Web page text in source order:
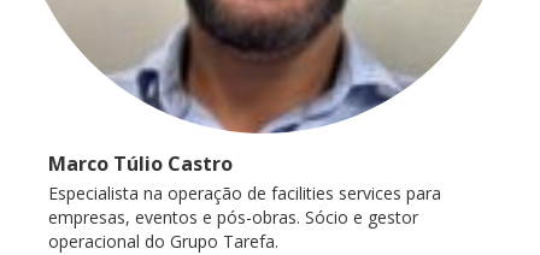
Marco Túlio Castro
Especialista na operação de facilities services para
empresas, eventos e pós-obras. Sócio e gestor
operacional do Grupo Tarefa.